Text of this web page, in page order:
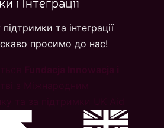
та інтеграції
просимо до нас!